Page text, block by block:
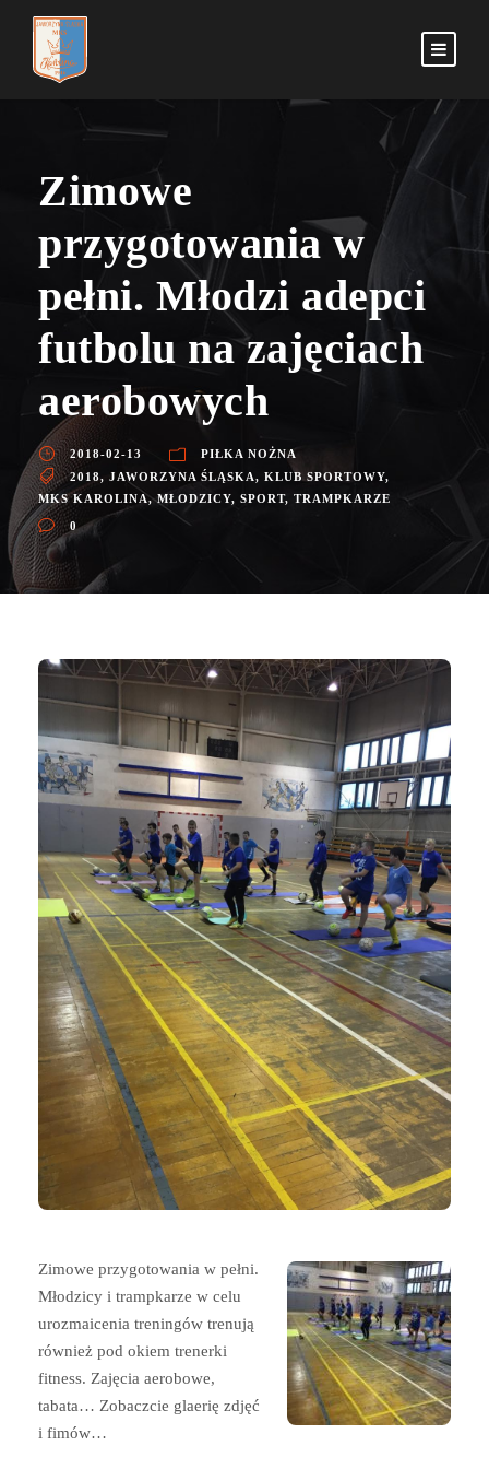
Zimowe
przygotowania w
pełni. Młodzi adepci
futbolu na zajęciach
aerobowych
2018-02-13
PIŁKA NOŻNA
2018, JAWORZYNA ŚLĄSKA, KLUB SPORTOWY,
MKS KAROLINA, MŁODZICY, SPORT, TRAMPKARZE
0
Zimowe przygotowania w pełni.
Młodzicy i trampkarze w celu
urozmaicenia treningów trenują
również pod okiem trenerki
fitness. Zajęcia aerobowe,
tabata… Zobaczcie glaerię zdjęć
i fimów…